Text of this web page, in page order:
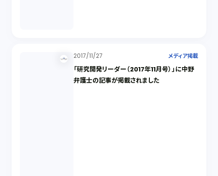
2017/11/27 メディア掲載
「研究開発リーダー（2017年11月号）」に中野
弁護士の記事が掲載されました